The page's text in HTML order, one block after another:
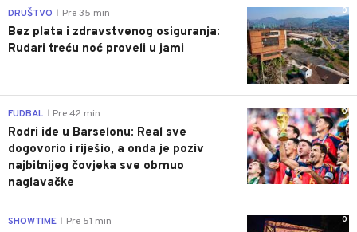
0
DRUŠTVO Pre 35 min
Bez plata i zdravstvenog osiguranja:
Rudari treću noć proveli u jami
0
FUDBAL Pre 42 min
Rodri ide u Barselonu: Real sve
dogovorio i riješio, a onda je poziv
najbitnijeg čovjeka sve obrnuo
naglavačke
0
SHOWTIME Pre 51 min